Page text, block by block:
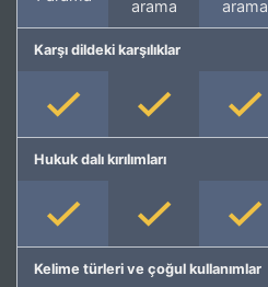
arama
arama
Karşı dildeki karşılıklar
Hukuk dalı kırılımları
Kelime türleri ve çoğul kullanımlar